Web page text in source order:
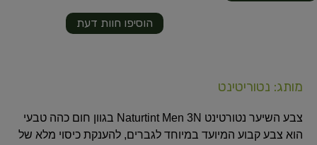
הוסיפו חוות דעת
מותג: נטוריטינט
צבע השיער נטורטינט Naturtint Men 3N בגוון חום כהה טבעי
הוא צבע קבוע המיועד במיוחד לגברים, להענקת כיסוי מלא של